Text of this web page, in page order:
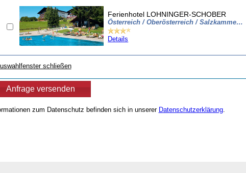
Ferienhotel LOHNINGER-SCHOBER
Österreich / Oberösterreich / Salzkammergut
Details
schließen
zum Datenschutz befinden sich in unserer Datenschutzerklärung.